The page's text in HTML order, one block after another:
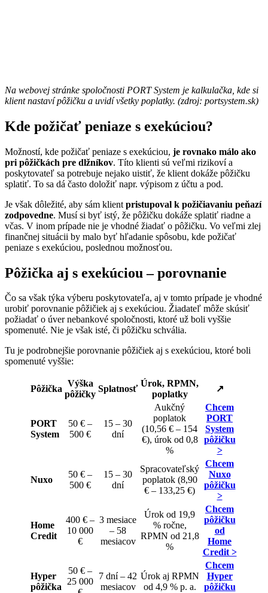
Na webovej stránke spoločnosti PORT System je kalkulačka, kde si
klient nastaví pôžičku a uvidí všetky poplatky. (zdroj: portsystem.sk)
Kde požičať peniaze s exekúciou?
Možností, kde požičať peniaze s exekúciou, je rovnako málo ako
pri pôžičkách pre dlžníkov. Títo klienti sú veľmi rizikoví a
poskytovateľ sa potrebuje nejako uistiť, že klient dokáže pôžičku
splatiť. To sa dá často doložiť napr. výpisom z účtu a pod.
Je však dôležité, aby sám klient pristupoval k požičiavaniu peňazí
zodpovedne. Musí si byť istý, že pôžičku dokáže splatiť riadne a
včas. V inom prípade nie je vhodné žiadať o pôžičku. Vo veľmi zlej
finančnej situácii by malo byť hľadanie spôsobu, kde požičať
peniaze s exekúciou, poslednou možnosťou.
Pôžička aj s exekúciou – porovnanie
Čo sa však týka výberu poskytovateľa, aj v tomto prípade je vhodné
urobiť porovnanie pôžičiek aj s exekúciou. Žiadateľ môže skúsiť
požiadať o úver nebankové spoločnosti, ktoré už boli vyššie
spomenuté. Nie je však isté, či pôžičku schvália.
Tu je podrobnejšie porovnanie pôžičiek aj s exekúciou, ktoré boli
spomenuté vyššie:
Pôžička
Výška
pôžičky
Splatnosť
Úrok, RPMN,
poplatky
↗️
PORT
System
50 € –
500 €
15 – 30
dní
Aukčný
poplatok
(10,56 € – 154
€), úrok od 0,8
%
Chcem
PORT
System
pôžičku
>
Nuxo
50 € –
500 €
15 – 30
dní
Spracovateľský
poplatok (8,90
€ – 133,25 €)
Chcem
Nuxo
pôžičku
>
Home
Credit
400 € –
10 000
€
3 mesiace
– 58
mesiacov
Úrok od 19,9
% ročne,
RPMN od 21,8
%
Chcem
pôžičku
od
Home
Credit >
Hyper
pôžička
50 € –
25 000
7 dní – 42
mesiacov
Úrok aj RPMN
od 4,9 % p. a.
Chcem
Hyper
pôžičku